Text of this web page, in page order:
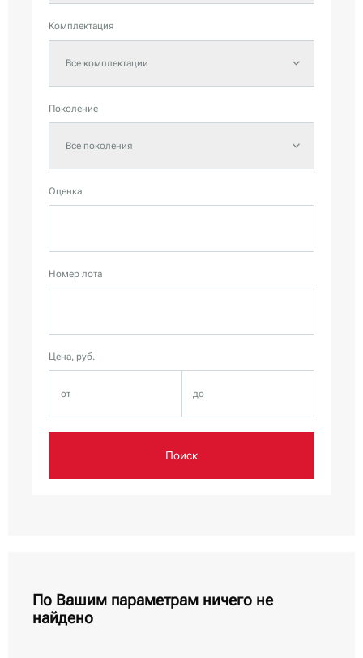
Комплектация
Все комплектации
Поколение
Все поколения
Оценка
Номер лота
Цена, руб.
Поиск
По Вашим параметрам ничего не
найдено